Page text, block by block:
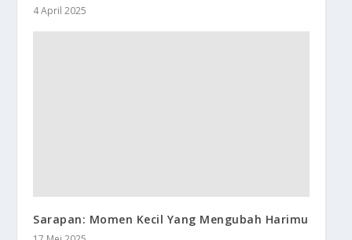
4 April 2025
Sarapan: Momen Kecil Yang Mengubah Harimu